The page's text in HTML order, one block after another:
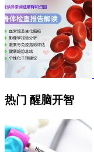
热门 醒脑开智